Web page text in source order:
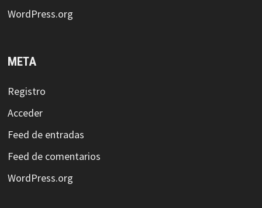
WordPress.org
META
Registro
Acceder
Feed de entradas
Feed de comentarios
WordPress.org